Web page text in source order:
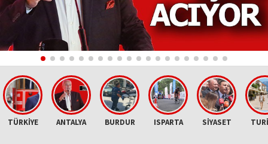
TÜRKİYE ANTALYA BURDUR ISPARTA SİYASET